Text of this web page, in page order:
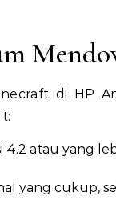
di HP
4.2 atau yang
yang cukup,